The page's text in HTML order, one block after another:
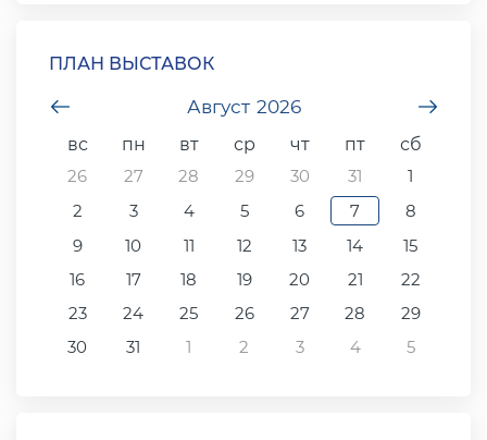
ПЛАН ВЫСТАВОК
Август 2026
вс
пн вт ср чт пт
сб
26
27 28 29 30 31
1
2
3 4 5 6 7
8
9
10 11 12 13 14
15
16
17 18 19 20 21
22
23
24 25 26 27 28
29
30
31 1 2 3 4 5